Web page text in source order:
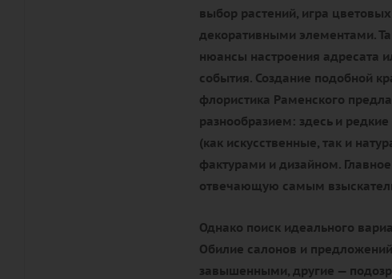
выбор растений, игра
декоративными элементами.
нюансы настроения адресата
события. Создание подобной
флористика Раменского
разнообразием: здесь и
(как искусственные, так и
фактурами и дизайном.
отвечающую самым
Однако поиск идеального
Обилие салонов и
завышенными, другие —